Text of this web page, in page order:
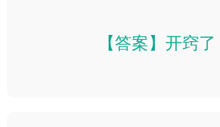
【答案】开窍了